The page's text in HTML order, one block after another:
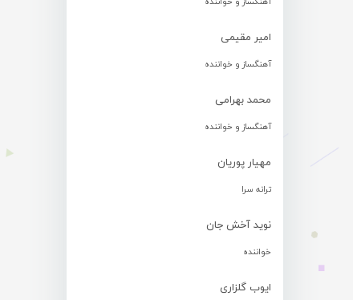
امیر مقیمی
آهنگساز و خواننده
محمد بهرامی
آهنگساز و خواننده
مهیار پوریان
ترانه سرا
نوید آخش جان
خواننده
ایوب گلزاری